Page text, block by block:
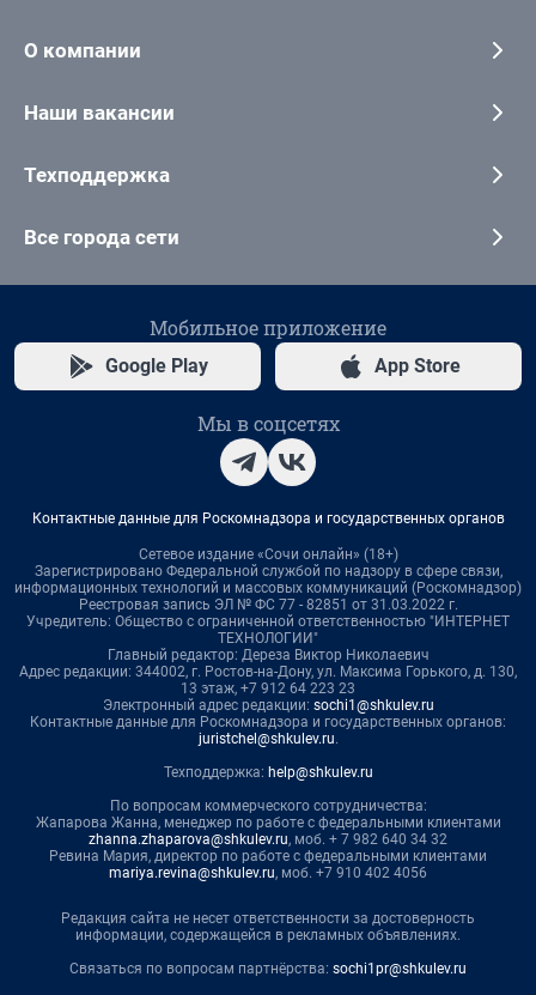
О компании
Наши вакансии
Техподдержка
Все города сети
Мобильное приложение
Google Play App Store
Мы в соцсетях
Контактные данные для Роскомнадзора и государственных органов
Сетевое издание «Сочи онлайн» (18+)
Зарегистрировано Федеральной службой по надзору в сфере связи,
информационных технологий и массовых коммуникаций (Роскомнадзор)
Реестровая запись ЭЛ № ФС 77 - 82851 от 31.03.2022 г.
Учредитель: Общество с ограниченной ответственностью "ИНТЕРНЕТ
ТЕХНОЛОГИИ"
Главный редактор: Дереза Виктор Николаевич
Адрес редакции: 344002, г. Ростов-на-Дону, ул. Максима Горького, д. 130,
13 этаж, +7 912 64 223 23
Электронный адрес редакции: sochi1@shkulev.ru
Контактные данные для Роскомнадзора и государственных органов:
juristchel@shkulev.ru.
Техподдержка: help@shkulev.ru
По вопросам коммерческого сотрудничества:
Жапарова Жанна, менеджер по работе с федеральными клиентами
zhanna.zhaparova@shkulev.ru, моб. + 7 982 640 34 32
Ревина Мария, директор по работе с федеральными клиентами
mariya.revina@shkulev.ru, моб. +7 910 402 4056
Редакция сайта не несет ответственности за достоверность
информации, содержащейся в рекламных объявлениях.
Связаться по вопросам партнёрства: sochi1pr@shkulev.ru